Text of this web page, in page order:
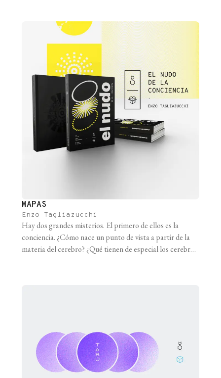
¿qué dirían? ¿Qué porcentaje de nuestras diferencias en
estos rasgos creen que depende [...]
MAPAS
Enzo Tagliazucchi
Hay dos grandes misterios. El primero de ellos es la
conciencia. ¿Cómo nace un punto de vista a partir de la
materia del cerebro? ¿Qué tienen de especial los cerebros